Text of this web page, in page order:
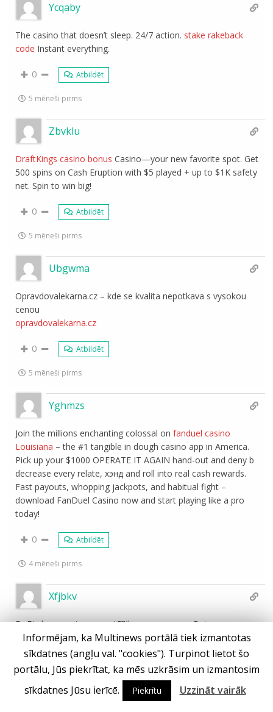
Ycqaby
The casino that doesn’t sleep. 24/7 action. stake rakeback
code Instant everything.
0 Atbildēt
5 mēneši pirms
Zbvklu
DraftKings casino bonus Casino—your new favorite spot. Get
500 spins on Cash Eruption with $5 played + up to $1K safety
net. Spin to win big!
0 Atbildēt
5 mēneši pirms
Ubgwma
Opravdovalekarna.cz – kde se kvalita nepotkava s vysokou
cenou
opravdovalekarna.cz
0 Atbildēt
5 mēneši pirms
Yghmzs
Join the millions enchanting colossal onfanduel casino
Louisiana – the #1 tangible in dough casino app in America.
Pick up your $1000 OPERATE IT AGAIN hand-out and deny b
decrease every relate, хэнд and roll into real cash rewards.
Fast payouts, whopping jackpots, and habitual fight –
download FanDuel Casino now and start playing like a pro
today!
0 Atbildēt
4 mēneši pirms
Xfjbkv
DuЕјe bonusy, jeszcze wiД™ksze wygrane w Betano
https://betanogame.org/pl/bonuses/. Nowi gracze dostajД…
do в‚¬500 + darmowe spiny na slotach. Ciesz siД™
bezpiecznД… bankowoЕ›ciД… i wsparciem 24/7. Betano вЂ“
mД…dry wybГіr dla powaЕјnych graczy.
Informējam, ka Multinews portālā tiek izmantotas
sīkdatnes (angļu val. "cookies"). Turpinot lietot šo
portālu, Jūs piekrītat, ka mēs uzkrāsim un izmantosim
sīkdatnes Jūsu ierīcē.
Piekrītu Uzzināt vairāk